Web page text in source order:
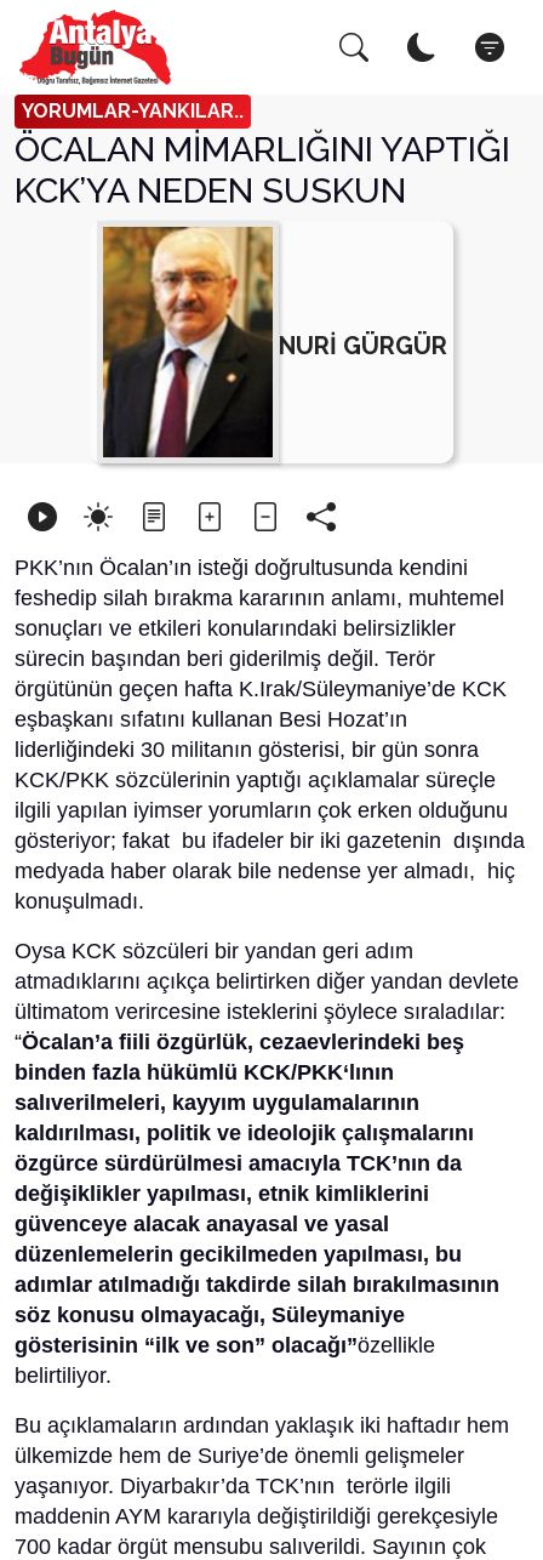
YORUMLAR-YANKILAR..
ÖCALAN MİMARLIĞINI YAPTIĞI
KCK’YA NEDEN SUSKUN
NURİ GÜRGÜR
PKK’nın Öcalan’ın isteği doğrultusunda kendini
feshedip silah bırakma kararının anlamı, muhtemel
sonuçları ve etkileri konularındaki belirsizlikler
sürecin başından beri giderilmiş değil. Terör
örgütünün geçen hafta K.Irak/Süleymaniye’de KCK
eşbaşkanı sıfatını kullanan Besi Hozat’ın
liderliğindeki 30 militanın gösterisi, bir gün sonra
KCK/PKK sözcülerinin yaptığı açıklamalar süreçle
ilgili yapılan iyimser yorumların çok erken olduğunu
gösteriyor; fakat bu ifadeler bir iki gazetenin dışında
medyada haber olarak bile nedense yer almadı, hiç
konuşulmadı.
Oysa KCK sözcüleri bir yandan geri adım
atmadıklarını açıkça belirtirken diğer yandan devlete
ültimatom verircesine isteklerini şöylece sıraladılar:
“Öcalan’a fiili özgürlük, cezaevlerindeki beş
binden fazla hükümlü KCK/PKK‘lının
salıverilmeleri, kayyım uygulamalarının
kaldırılması, politik ve ideolojik çalışmalarını
özgürce sürdürülmesi amacıyla TCK’nın da
değişiklikler yapılması, etnik kimliklerini
güvenceye alacak anayasal ve yasal
düzenlemelerin gecikilmeden yapılması, bu
adımlar atılmadığı takdirde silah bırakılmasının
söz konusu olmayacağı, Süleymaniye
gösterisinin “ilk ve son” olacağı”özellikle
belirtiliyor.
Bu açıklamaların ardından yaklaşık iki haftadır hem
ülkemizde hem de Suriye’de önemli gelişmeler
yaşanıyor. Diyarbakır’da TCK’nın terörle ilgili
maddenin AYM kararıyla değiştirildiği gerekçesiyle
700 kadar örgüt mensubu salıverildi. Sayının çok
Arama Yap! Kapat